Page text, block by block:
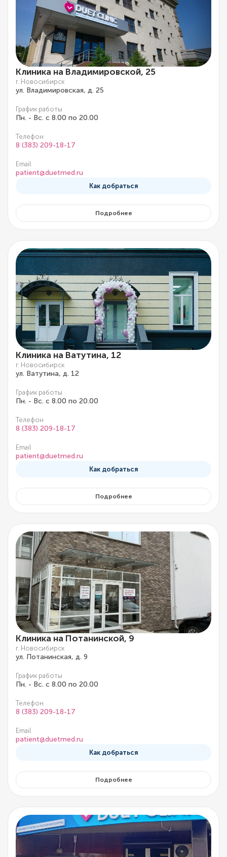
Клиника на Владимировской, 25
г. Новосибирск
ул. Владимировская, д. 25
График работы
Пн. - Вс. с 8.00 по 20.00
Телефон
8 (383) 209-18-17
Email
patient@duetmed.ru
Как добраться
Подробнее
Клиника на Ватутина, 12
г. Новосибирск
ул. Ватутина, д. 12
График работы
Пн. - Вс. с 8.00 по 20.00
Телефон
8 (383) 209-18-17
Email
patient@duetmed.ru
Как добраться
Подробнее
Клиника на Потанинской, 9
г. Новосибирск
ул. Потанинская, д. 9
График работы
Пн. - Вс. с 8.00 по 20.00
Телефон
8 (383) 209-18-17
Email
patient@duetmed.ru
Как добраться
Подробнее